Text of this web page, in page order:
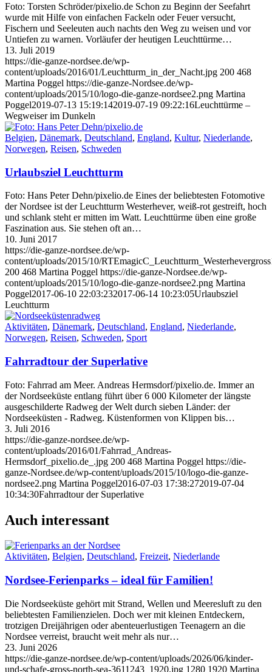
Foto: Torsten Schröder/pixelio.de Schon zu Beginn der Seefahrt
wurde mit Hilfe von einfachen Fackeln oder Feuer versucht,
Fischern und Seeleuten auch nachts den Weg zu weisen und vor
Untiefen zu warnen. Vorläufer der heutigen Leuchttürme…
13. Juli 2019
https://die-ganze-nordsee.de/wp-
content/uploads/2016/01/Leuchtturm_in_der_Nacht.jpg 200 468
Martina Poggel https://die-ganze-Nordsee.de/wp-
content/uploads/2015/10/logo-die-ganze-nordsee2.png Martina
Poggel2019-07-13 15:19:142019-07-19 09:22:16Leuchttürme –
Wegweiser im Dunkeln
Belgien, Dänemark, Deutschland, England, Kultur, Niederlande,
Norwegen, Reisen, Schweden
Urlaubsziel Leuchtturm
Foto: Hans Peter Dehn/pixelio.de Eines der beliebtesten Fotomotive
der Nordsee ist der Leuchtturm Westerhever, weiß-rot gestreift, hoch
und schlank steht er mitten im Watt. Leuchttürme üben eine große
Faszination aus. Sie stehen oft an…
10. Juni 2017
https://die-ganze-nordsee.de/wp-
content/uploads/2015/10/
200 468 Martina Poggel https://die-ganze-Nordsee.de/wp-
content/uploads/2015/10/logo-die-ganze-nordsee2.png Martina
Poggel2017-06-10 22:03:232017-06-14 10:23:05Urlaubsziel
Leuchtturm
Aktivitäten, Dänemark, Deutschland, England, Niederlande,
Norwegen, Reisen, Schweden, Sport
Fahrradtour der Superlative
Foto: Fahrrad am Meer. Andreas Hermsdorf/pixelio.de. Immer an
der Nordseeküste entlang führt über 6 000 Kilometer der längste
ausgeschilderte Radweg der Welt durch sieben Länder: der
Nordseeküsten - Radweg. Küstenformen von Klippen bis…
3. Juli 2016
https://die-ganze-nordsee.de/wp-
content/uploads/2016/01/Fahrrad_Andreas-
Hermsdorf_pixelio.de_.jpg 200 468 Martina Poggel https://die-
ganze-Nordsee.de/wp-content/uploads/2015/10/logo-die-ganze-
nordsee2.png Martina Poggel2016-07-03 17:38:272019-07-04
10:34:30Fahrradtour der Superlative
Auch interessant
Aktivitäten, Belgien, Deutschland, Freizeit, Niederlande
Nordsee-Ferienparks – ideal für Familien!
Die Nordseeküste gehört mit Strand, Wellen und Meeresluft zu den
beliebtesten Familienzielen. Doch wer mit kleinen Entdeckern,
trotzigen Dreijährigen oder abenteuerlustigen Teenagern an die
Nordsee verreist, braucht weit mehr als nur…
23. Juni 2026
https://die-ganze-nordsee.de/wp-content/uploads/2026/06/kinder-
und-schafe-gross-north-sea-3611243_1920.jpg 1280 1920 Martina